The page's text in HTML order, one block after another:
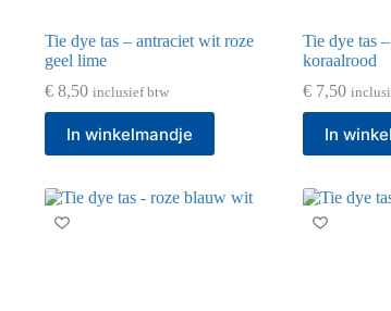
Tie dye tas – antraciet wit roze
geel lime
€8,50 inclusief btw
In winkelmandje
Tie dye tas
koraalrood
€7,50
In